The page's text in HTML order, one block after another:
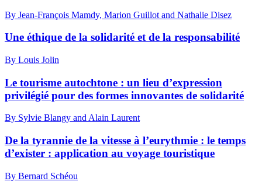
By Jean-François Mamdy, Marion Guillot and Nathalie Disez
Une éthique de la solidarité et de la responsabilité
By Louis Jolin
Le tourisme autochtone : un lieu d’expression
privilégié pour des formes innovantes de solidarité
By Sylvie Blangy and Alain Laurent
De la tyrannie de la vitesse à l’eurythmie : le temps
d’exister : application au voyage touristique
By Bernard Schéou